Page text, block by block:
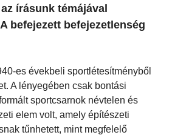
írásunk témájával
befejezett befejezetlenség
es évekbeli sportlétesítményből
A lényegében csak bontási
sportcsarnok névtelen és
elem volt, amely építészeti
tűnhetett, mint megfelelő